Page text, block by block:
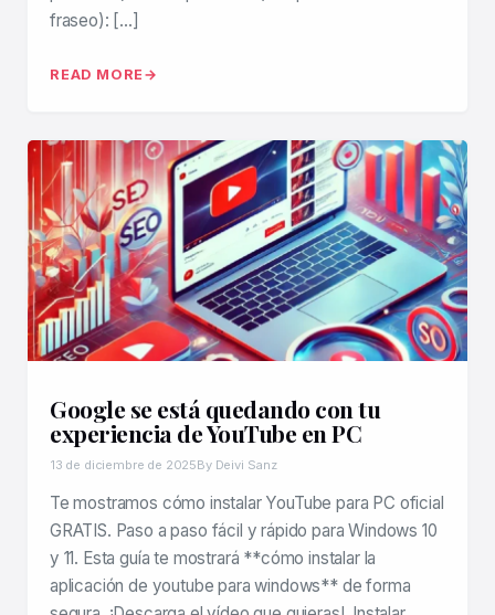
fraseo): […]
READ MORE
Google se está quedando con tu
experiencia de YouTube en PC
13 de diciembre de 2025By Deivi Sanz
Te mostramos cómo instalar YouTube para PC oficial
GRATIS. Paso a paso fácil y rápido para Windows 10
y 11. Esta guía te mostrará **cómo instalar la
aplicación de youtube para windows** de forma